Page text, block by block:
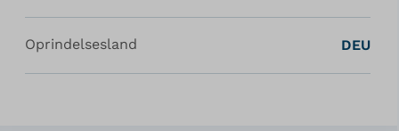
Oprindelsesland DEU